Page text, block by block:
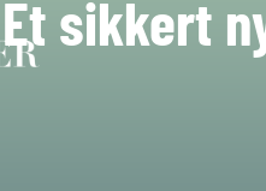
Et sikkert